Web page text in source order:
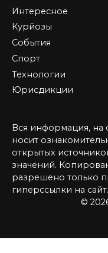
Интересное
Курйозы
События
Спорт
Технологии
Юрисдикции
Вся информация, на
носит
открытых
значений.
разрешено только
гиперссылки на сайт.
©